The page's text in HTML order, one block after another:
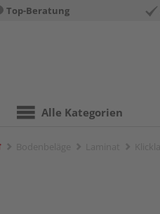
Top-Beratung
Alle Kategorien
Home